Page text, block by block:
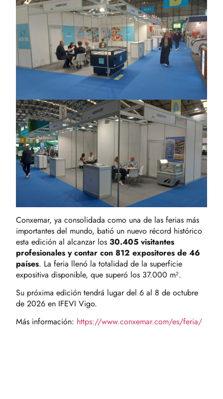
Conxemar, ya consolidada como una de las ferias más
importantes del mundo, batió un nuevo récord histórico
esta edición al alcanzar los 30.405 visitantes
profesionales y contar con 812 expositores de 46
países. La feria llenó la totalidad de la superficie
expositiva disponible, que superó los 37.000 m².
Su próxima edición tendrá lugar del 6 al 8 de octubre
de 2026 en IFEVI Vigo.
Más información: https://www.conxemar.com/es/feria/